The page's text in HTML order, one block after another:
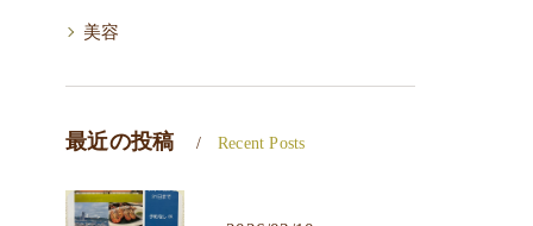
美容
最近の投稿 Recent Posts